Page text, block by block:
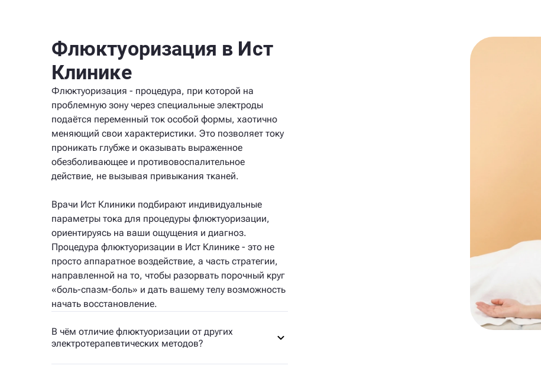
Флюктуоризация в Ист
Клинике
Флюктуоризация - процедура, при которой на
проблемную зону через специальные электроды
подаётся переменный ток особой формы, хаотично
меняющий свои характеристики. Это позволяет току
проникать глубже и оказывать выраженное
обезболивающее и противовоспалительное
действие, не вызывая привыкания тканей.
Врачи Ист Клиники подбирают индивидуальные
параметры тока для процедуры флюктуоризации,
ориентируясь на ваши ощущения и диагноз.
Процедура флюктуоризации в Ист Клинике - это не
просто аппаратное воздействие, а часть стратегии,
направленной на то, чтобы разорвать порочный круг
«боль-спазм-боль» и дать вашему телу возможность
начать восстановление.
В чём отличие флюктуоризации от других
электротерапевтических методов?